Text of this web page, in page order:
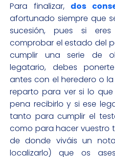
Para finalizar, dos
afortunado siempre que
sucesión, pues si
comprobar el estado del
cumplir una serie de
legatario, debes
antes con el heredero o
reparto para ver si lo
pena recibirlo y si ese
tanto para cumplir el
como para hacer vuestro
de donde viváis un
localizarlo) que os